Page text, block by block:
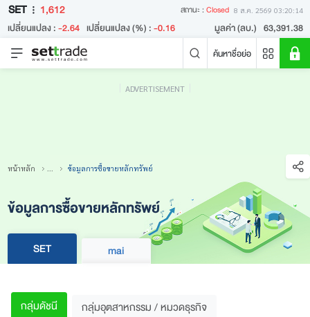
SET 1,612 สถานะ : Closed 8 ส.ค. 2569 03:20:14
เปลี่ยนแปลง :-2.64 เปลี่ยนแปลง (%) :-0.16 มูลค่า (ลบ.) 63,391.38
ค้นหาชื่อย่อ
ADVERTISEMENT
หน้าหลัก ข้อมูลการซื้อขายหลักทรัพย์
ข้อมูลการซื้อขายหลักทรัพย์
SET mai
กลุ่มดัชนี
กลุ่มอุตสาหกรรม / หมวดธุรกิจ